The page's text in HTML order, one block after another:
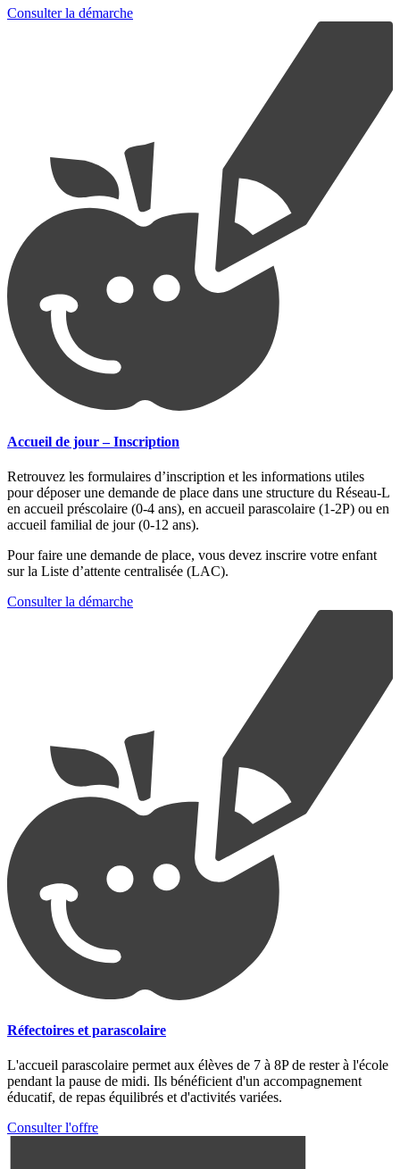
Consulter la démarche
Accueil de jour – Inscription
Retrouvez les formulaires d’inscription et les informations utiles
pour déposer une demande de place dans une structure du Réseau-L
en accueil préscolaire (0-4 ans), en accueil parascolaire (1-2P) ou en
accueil familial de jour (0-12 ans).
Pour faire une demande de place, vous devez inscrire votre enfant
sur la Liste d’attente centralisée (LAC).
Consulter la démarche
Réfectoires et parascolaire
L'accueil parascolaire permet aux élèves de 7 à 8P de rester à l'école
pendant la pause de midi. Ils bénéficient d'un accompagnement
éducatif, de repas équilibrés et d'activités variées.
Consulter l'offre